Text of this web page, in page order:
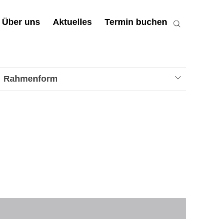
Über uns Aktuelles Termin buchen
Rahmenform